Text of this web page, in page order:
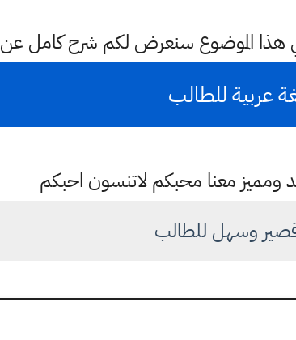
هذا الموضوع سنعرض لكم شرح كامل عن
عربية للطالب
ومميز معنا محبكم لاتنسون احبكم
وسهل للطالب